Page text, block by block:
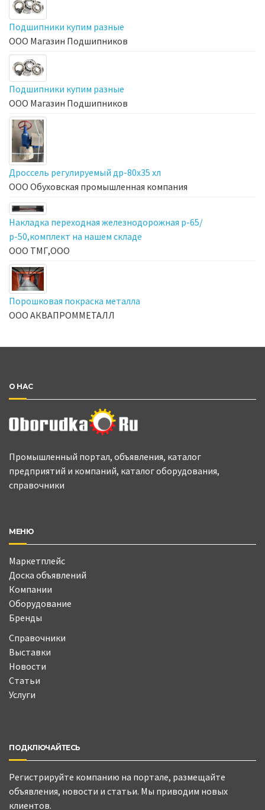
Подшипники купим разные
ООО Магазин Подшипников
Подшипники купим разные
ООО Магазин Подшипников
Дроссель регулируемый др-80х35 хл
ООО Обуховская промышленная компания
Накладка переходная железнодорожная р-65/
р-50,комплект на нашем складе
ООО ТМГ,ООО
Порошковая покраска металла
ООО АКВАПРОММЕТАЛЛ
О НАС
Промышленный портал, объявления, каталог
предприятий и компаний, каталог оборудования,
справочники
МЕНЮ
Маркетплейс
Доска объявлений
Компании
Оборудование
Бренды
Справочники
Выставки
Новости
Статьи
Услуги
ПОДКЛЮЧАЙТЕСЬ
Регистрируйте компанию на портале, размещайте
объявления, новости и статьи. Мы приводим новых
клиентов.